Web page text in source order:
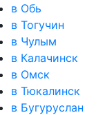
в Обь
в Тогучин
в Чулым
в Калачинск
в Омск
в Тюкалинск
в Бугуруслан